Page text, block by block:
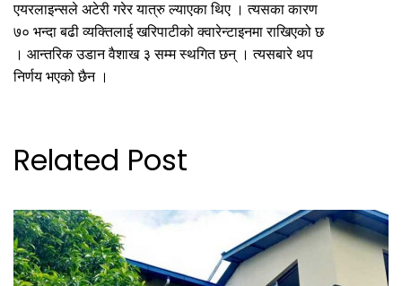
एयरलाइन्सले अटेरी गरेर यात्रु ल्याएका थिए । त्यसका कारण
७० भन्दा बढी व्यक्तिलाई खरिपाटीको क्वारेन्टाइनमा राखिएको छ
। आन्तरिक उडान वैशाख ३ सम्म स्थगित छन् । त्यसबारे थप
निर्णय भएको छैन ।
Related Post